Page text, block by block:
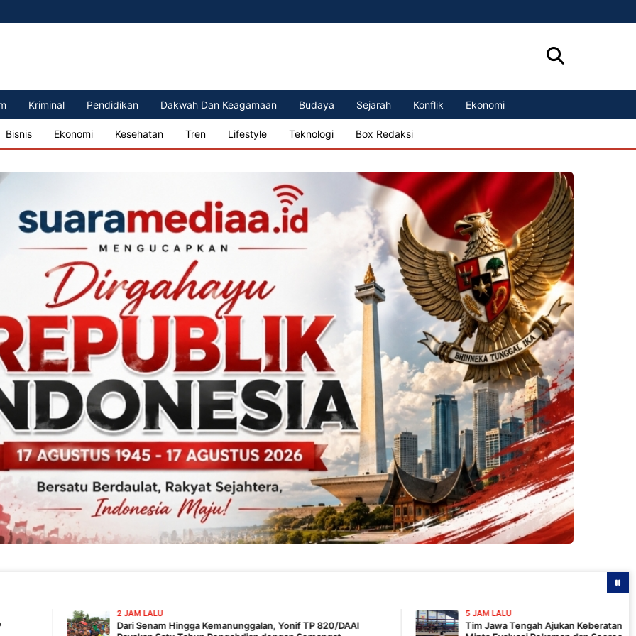
Kriminal Pendidikan Dakwah Dan Keagamaan Budaya Sejarah Konflik Ekonomi
Bisnis Ekonomi Kesehatan Tren Lifestyle Teknologi Box Redaksi
2 JAM LALU
Dari Senam Hingga Kemanunggalan, Yonif TP 820/DAAI
5 JAM LALU
Tim Jawa Tengah Ajukan Keberatan Hasil Final IMC 2026,